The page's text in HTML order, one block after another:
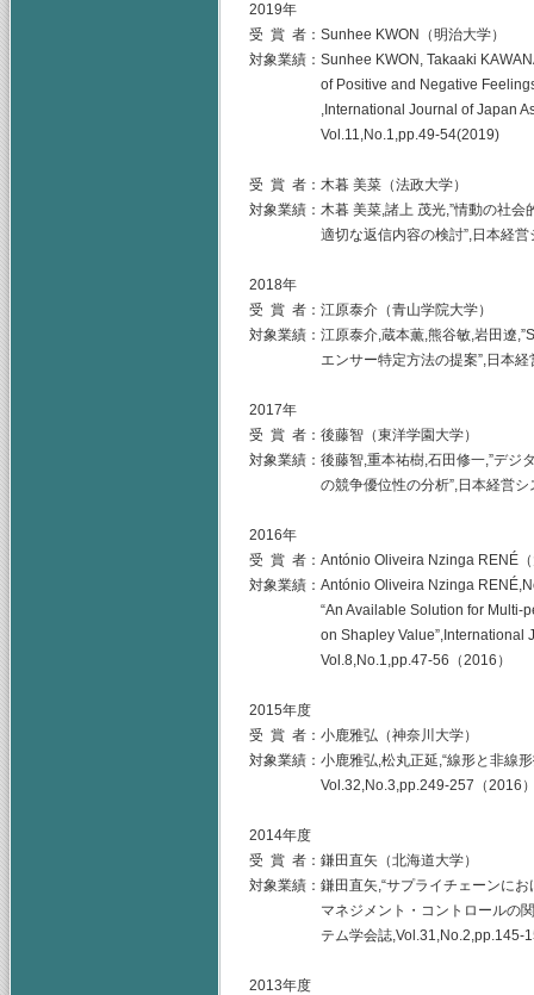
2019年
受 賞 者：Sunhee KWON（明治大学）
対象業績：Sunhee KWON, Takaaki
of Positive and Negative Feelings in
,International Journal of Japan
Vol.11,No.1,pp.49-54(2019)
受 賞 者：木暮 美菜（法政大学）
対象業績：木暮 美菜,諸上 茂光,”情動の社
適切な返信内容の検討”,日本経営シ
2018年
受 賞 者：江原泰介（青山学院大学）
対象業績：江原泰介,蔵本薫,熊谷敏,岩田遼
エンサー特定方法の提案”,日本経営
2017年
受 賞 者：後藤智（東洋学園大学）
対象業績：後藤智,重本祐樹,石田修一,”デジ
の競争優位性の分析”,日本経営シス
2016年
受 賞 者：António Oliveira Nzinga RENÉ
対象業績：António Oliveira Nzinga
“An Available Solution for Multi-
on Shapley Value”,International
Vol.8,No.1,pp.47-56（2016）
2015年度
受 賞 者：小鹿雅弘（神奈川大学）
対象業績：小鹿雅弘,松丸正延,“線形と非線
Vol.32,No.3,pp.249-257（2016
2014年度
受 賞 者：鎌田直矢（北海道大学）
対象業績：鎌田直矢,“サプライチェーンに
マネジメント・コントロールの関係
テム学会誌,Vol.31,No.2,pp.145-
2013年度